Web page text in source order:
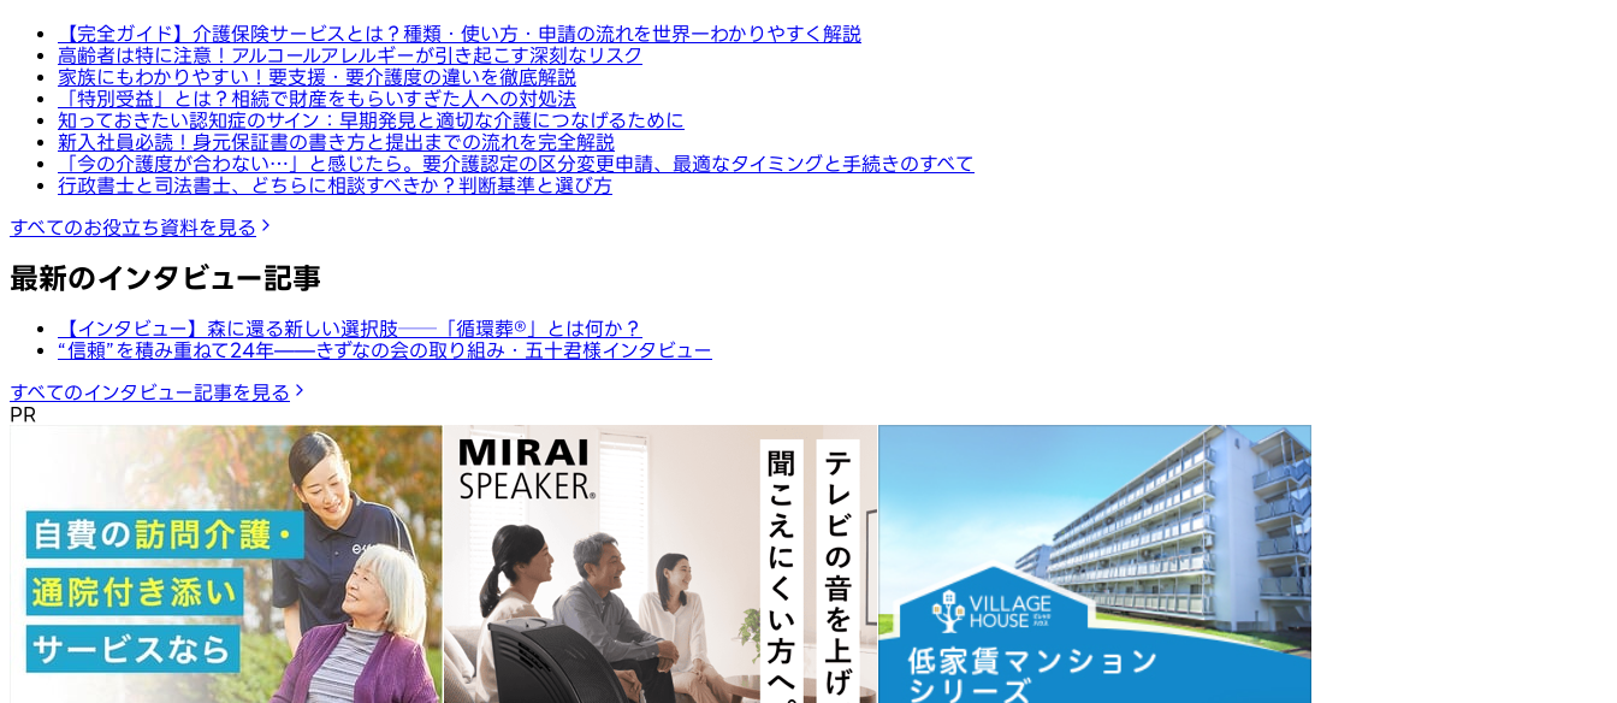
【完全ガイド】介護保険サービスとは？種類・使い方・申請の流れを世界一わかりやすく解説
高齢者は特に注意！アルコールアレルギーが引き起こす深刻なリスク
家族にもわかりやすい！要支援・要介護度の違いを徹底解説
「特別受益」とは？相続で財産をもらいすぎた人への対処法
知っておきたい認知症のサイン：早期発見と適切な介護につなげるために
新入社員必読！身元保証書の書き方と提出までの流れを完全解説
「今の介護度が合わない…」と感じたら。要介護認定の区分変更申請、最適なタイミングと手続きのすべて
行政書士と司法書士、どちらに相談すべきか？判断基準と選び方
すべてのお役立ち資料を見る
最新のインタビュー記事
【インタビュー】森に還る新しい選択肢──「循環葬®︎」とは何か？
“信頼”を積み重ねて24年——きずなの会の取り組み・五十君様インタビュー
すべてのインタビュー記事を見る
PR